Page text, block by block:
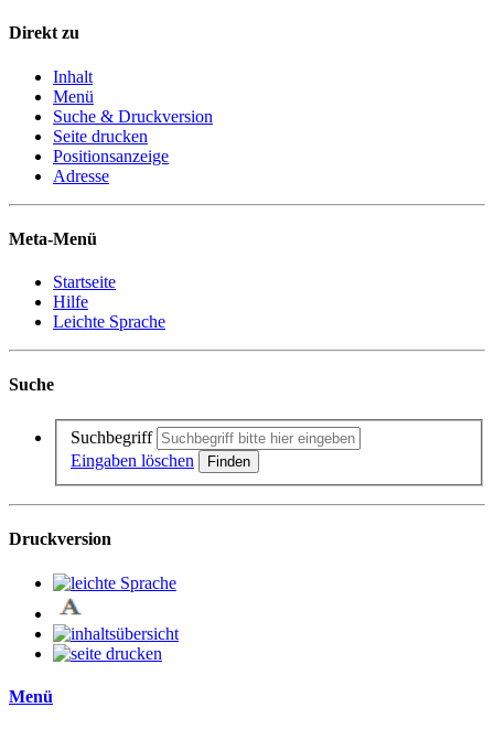
Direkt zu
Inhalt
Menü
Suche & Druckversion
Seite drucken
Positionsanzeige
Adresse
Meta-Menü
Startseite
Hilfe
Leichte Sprache
Suche
Suchbegriff
Eingaben löschen
Druckversion
Menü